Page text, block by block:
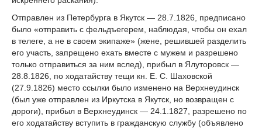
Отправлен из Петербурга в Якутск — 28.7.1826, предписано
было «отправить с фельдъегерем, наблюдая, чтобы он ехал
в телеге, а не в своем экипаже» (жене, решившей разделить
его участь, запрещено ехать вместе с мужем и разрешено
только отправиться за ним вслед), прибыл в Ялуторовск —
28.8.1826, по ходатайству тещи кн. Е. С. Шаховской
(27.9.1826) место ссылки было изменено на Верхнеудинск
(был уже отправлен из Иркутска в Якутск, но возвращен с
дороги), прибыл в Верхнеудинск — 24.1.1827, разрешено по
его ходатайству вступить в гражданскую службу (объявлено